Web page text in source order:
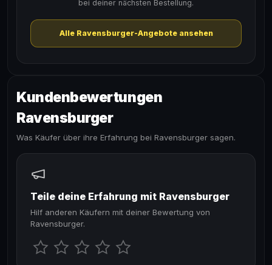
bei deiner nächsten Bestellung.
Alle Ravensburger-Angebote ansehen
Kundenbewertungen
Ravensburger
Was Käufer über ihre Erfahrung bei Ravensburger sagen.
Teile deine Erfahrung mit Ravensburger
Hilf anderen Käufern mit deiner Bewertung von
Ravensburger.